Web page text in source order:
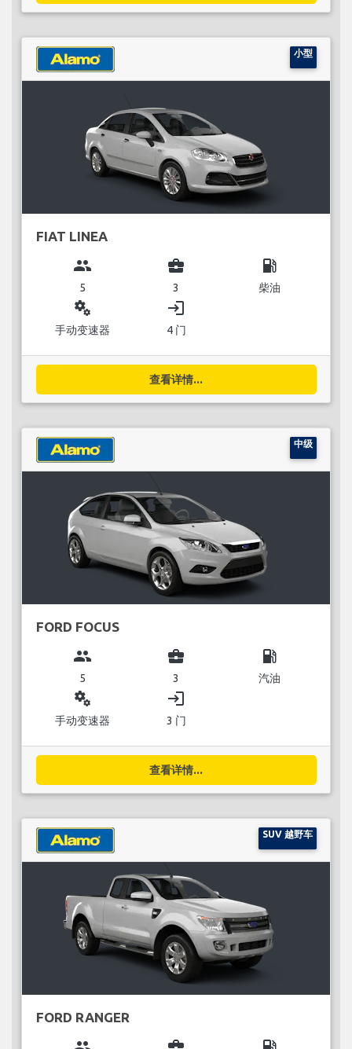
小型
FIAT LINEA
group
5
business_center
3
local_gas_station
柴油
miscellaneous_services
手动变速器
login
4 门
查看详情...
中级
FORD FOCUS
group
5
business_center
3
local_gas_station
汽油
miscellaneous_services
手动变速器
login
3 门
查看详情...
SUV 越野车
FORD RANGER